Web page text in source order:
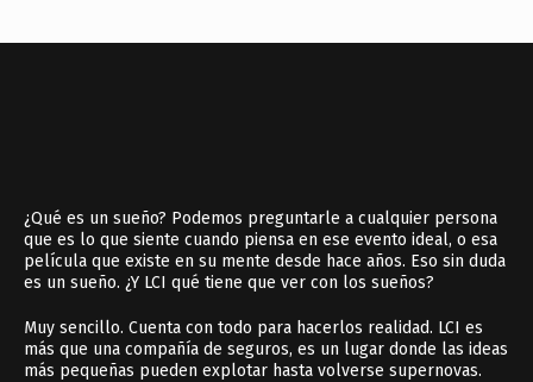
¿Qué es un sueño? Podemos preguntarle a cualquier persona
que es lo que siente cuando piensa en ese evento ideal, o esa
película que existe en su mente desde hace años. Eso sin duda
es un sueño. ¿Y LCI qué tiene que ver con los sueños?
Muy sencillo. Cuenta con todo para hacerlos realidad. LCI es
más que una compañía de seguros, es un lugar donde las ideas
más pequeñas pueden explotar hasta volverse supernovas.